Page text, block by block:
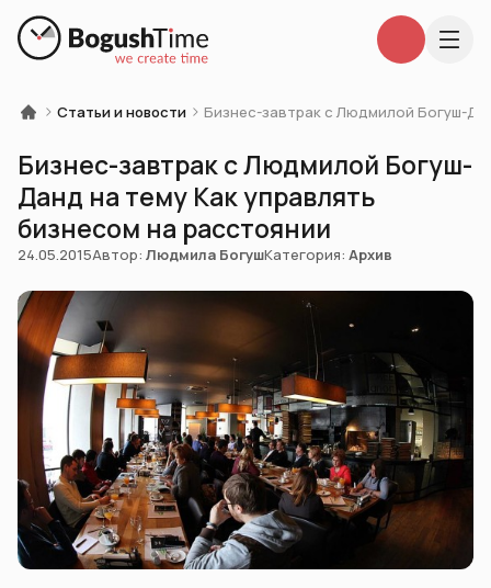
Статьи и новости Бизнес-завтрак с Людмилой Богуш-
Бизнес-завтрак с Людмилой Богуш-
Данд на тему Как управлять
бизнесом на расстоянии
24.05.2015Автор: Людмила БогушКатегория: Архив